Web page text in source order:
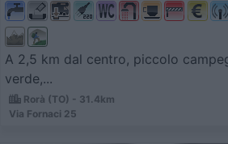
A 2,5 km dal centro, piccolo
verde,...
Rorà (TO) - 31.4km
Via Fornaci 25